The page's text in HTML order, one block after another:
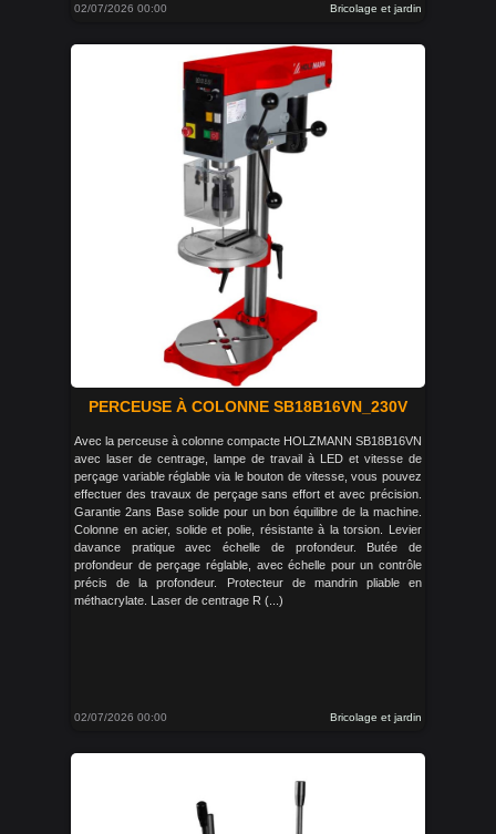
02/07/2026 00:00 Bricolage et jardin
PERCEUSE À COLONNE SB18B16VN_230V
Avec la perceuse à colonne compacte HOLZMANN SB18B16VN
avec laser de centrage, lampe de travail à LED et vitesse de
perçage variable réglable via le bouton de vitesse, vous pouvez
effectuer des travaux de perçage sans effort et avec précision.
Garantie 2ans Base solide pour un bon équilibre de la machine.
Colonne en acier, solide et polie, résistante à la torsion. Levier
davance pratique avec échelle de profondeur. Butée de
profondeur de perçage réglable, avec échelle pour un contrôle
précis de la profondeur. Protecteur de mandrin pliable en
méthacrylate. Laser de centrage R (...)
02/07/2026 00:00 Bricolage et jardin